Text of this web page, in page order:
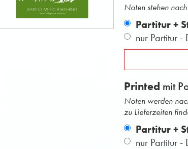
Noten stehen
Partitur +
nur Partitur -
Printed mit
Noten werden
zu Lieferzeiten
Partitur +
nur Partitur